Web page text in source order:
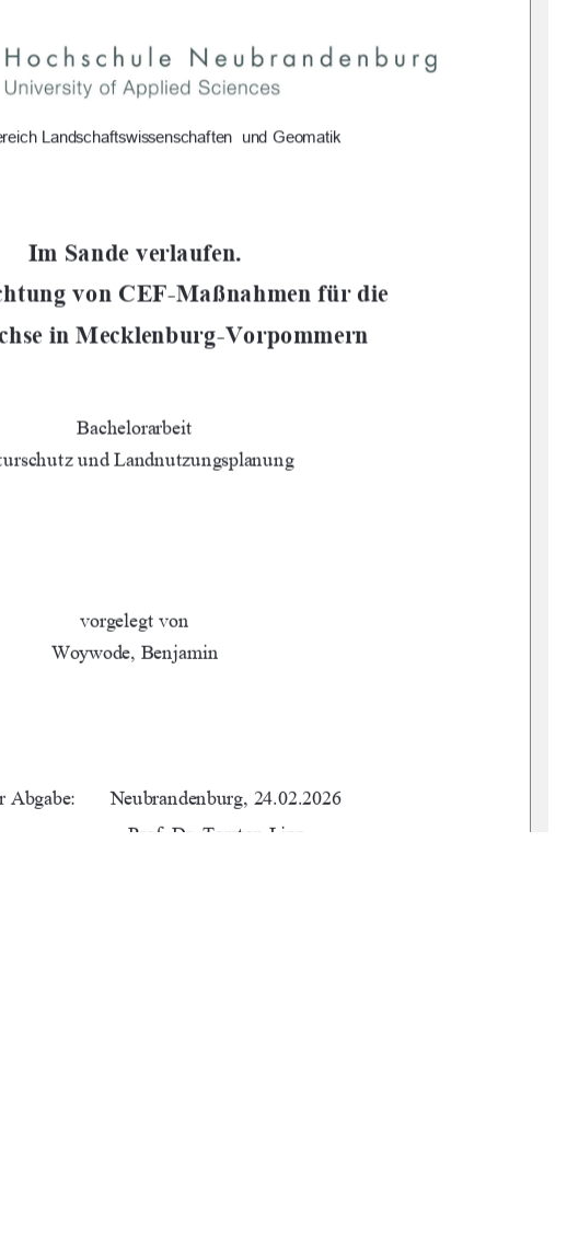
Landschaftswissenschaften  und Geomatik
Im Sande verlaufen.
von CEF-Maßnahmen für die
in Mecklenburg-Vorpommern
Bachelorarbeit
und Landnutzungsplanung
vorgelegt von
Woywode, Benjamin
Abgabe:       Neubrandenburg, 24.02.2026
Prof. Dr. Torsten Lipp